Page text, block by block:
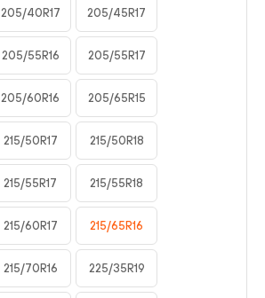
205/40R17 205/45R17
205/55R16 205/55R17
205/60R16 205/65R15
215/50R17 215/50R18
215/55R17 215/55R18
215/60R17 215/65R16
215/70R16 225/35R19